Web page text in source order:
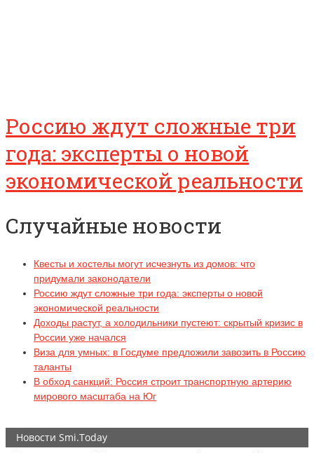
Россию ждут сложные три
года: эксперты о новой
экономической реальности
Случайные новости
Квесты и хостелы могут исчезнуть из домов: что
придумали законодатели
Россию ждут сложные три года: эксперты о новой
экономической реальности
Доходы растут, а холодильники пустеют: скрытый кризис в
России уже начался
Виза для умных: в Госдуме предложили завозить в Россию
таланты
В обход санкций: Россия строит транспортную артерию
мирового масштаба на Юг